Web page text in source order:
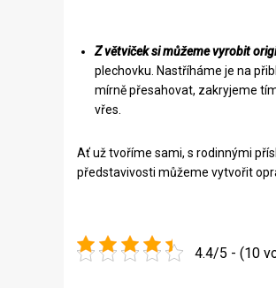
Z větviček si můžeme vyrobit
plechovku. Nastříháme je na
mírně přesahovat, zakryjeme
vřes.
Ať už tvoříme sami, s rodinnými
představivosti můžeme vytvořit
4.4/5 - (10